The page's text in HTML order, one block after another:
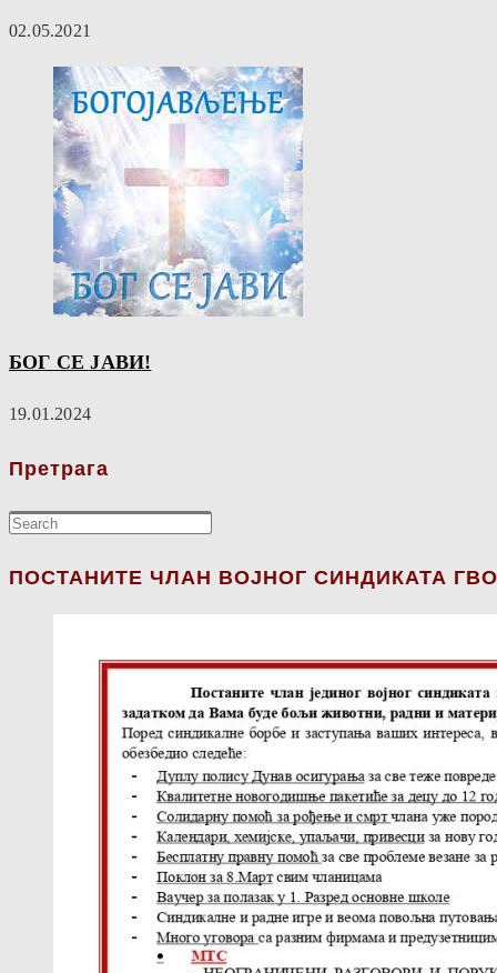
02.05.2021
БОГ СЕ ЈАВИ!
19.01.2024
Претрага
ПОСТАНИТЕ ЧЛАН ВОЈНОГ СИНДИКАТА